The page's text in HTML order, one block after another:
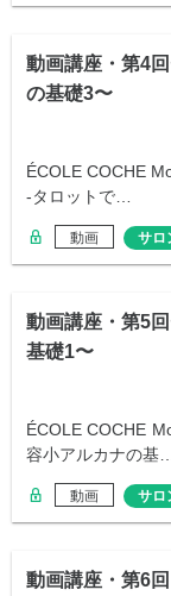
動画講座・第4
の基礎3〜
ÉCOLE COCHE
-タロットで…
動画 サロ
動画講座・第5
基礎1〜
ÉCOLE COCHE
容小アルカナの基…
動画 サロ
動画講座・第6